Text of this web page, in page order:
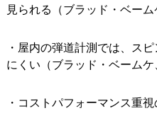
見られる（ブラッド・ベーム
・屋内の弾道計測では、ス
にくい（ブラッド・ベームケ
・コストパフォーマンス重